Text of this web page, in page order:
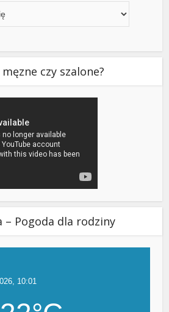
czy szalone?
– Pogoda dla rodziny